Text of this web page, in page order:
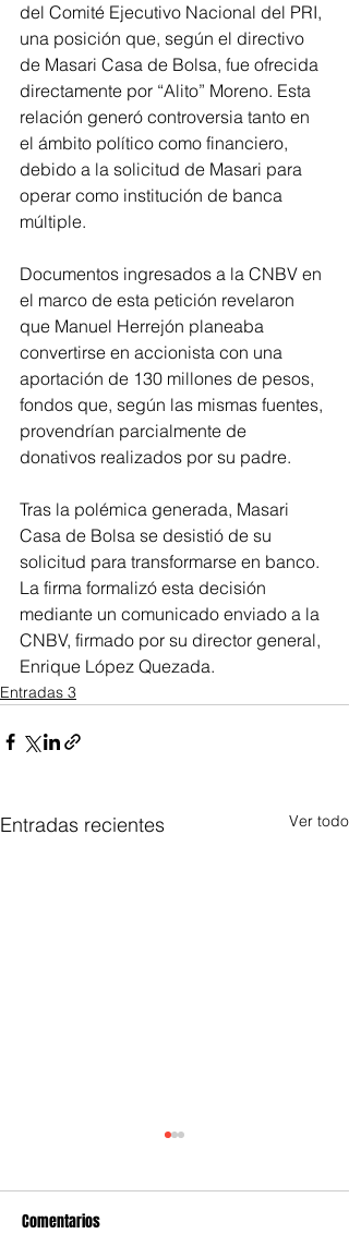
del Comité Ejecutivo Nacional del PRI,
una posición que, según el directivo
de Masari Casa de Bolsa, fue ofrecida
directamente por “Alito” Moreno. Esta
relación generó controversia tanto en
el ámbito político como financiero,
debido a la solicitud de Masari para
operar como institución de banca
múltiple.
Documentos ingresados a la CNBV en
el marco de esta petición revelaron
que Manuel Herrejón planeaba
convertirse en accionista con una
aportación de 130 millones de pesos,
fondos que, según las mismas fuentes,
provendrían parcialmente de
donativos realizados por su padre.
Tras la polémica generada, Masari
Casa de Bolsa se desistió de su
solicitud para transformarse en banco.
La firma formalizó esta decisión
mediante un comunicado enviado a la
CNBV, firmado por su director general,
Enrique López Quezada.
Entradas 3
Entradas recientes Ver todo
Comentarios